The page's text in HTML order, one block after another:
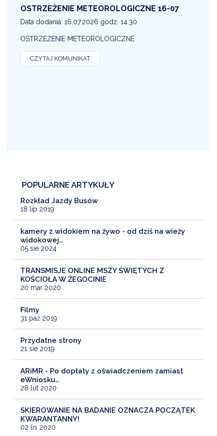
OSTRZEŻENIE METEOROLOGICZNE 16-07
Data dodania: 16.07.2026 godz. 14:30
OSTRZEŻENIE METEOROLOGICZNE
CZYTAJ KOMUNIKAT
POPULARNE ARTYKUŁY
Rozkład Jazdy Busów
18 lip 2019
kamery z widokiem na żywo - od dziś na wieży
widokowej…
05 sie 2024
TRANSMISJE ONLINE MSZY ŚWIĘTYCH Z
KOŚCIOŁA W ŻEGOCINIE
20 mar 2020
Filmy
31 paź 2019
Przydatne strony
21 sie 2019
ARiMR - Po dopłaty z oświadczeniem zamiast
eWniosku…
28 lut 2020
SKIEROWANIE NA BADANIE OZNACZA POCZĄTEK
KWARANTANNY!
02 lis 2020